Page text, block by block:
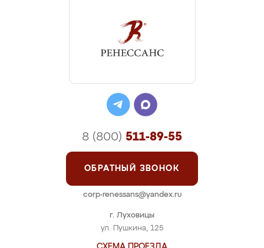
г. Луховицы
ул. Пушкина, 125
8 (800) 511-89-55
ОБРАТНЫЙ ЗВОНОК
corp-renessans@yandex.ru